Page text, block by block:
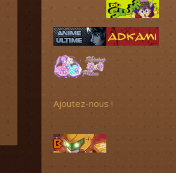
Ajoutez-nous !